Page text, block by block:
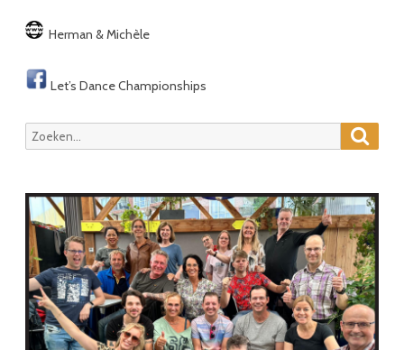
Herman & Michèle
Let’s Dance Championships
Zoeken
naar: